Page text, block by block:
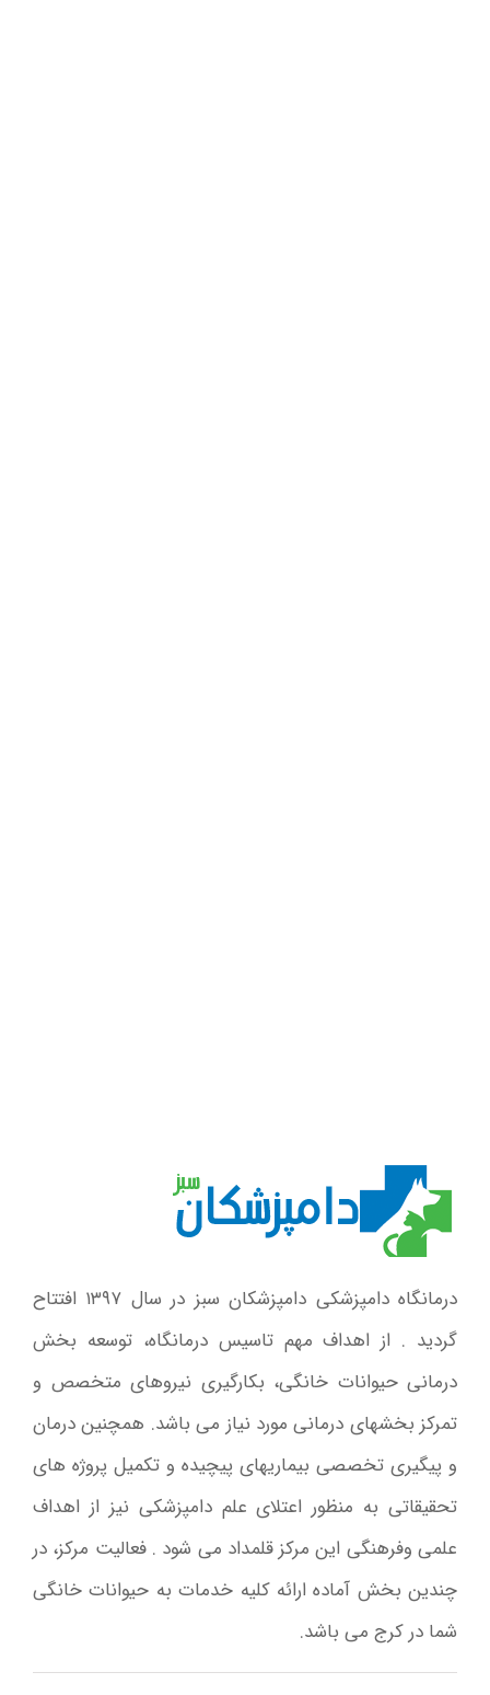
درمانگاه دامپزشکی دامپزشکان سبز در سال ۱۳۹۷ افتتاح
گردید . از اهداف مهم تاسیس درمانگاه، توسعه بخش
درمانی حیوانات خانگی، بکارگیری نیروهای متخصص و
تمرکز بخشهای درمانی مورد نیاز می باشد. همچنین درمان
و پیگیری تخصصی بیماریهای پیچیده و تکمیل پروژه های
تحقیقاتی به منظور اعتلای علم دامپزشکی نیز از اهداف
علمی وفرهنگی این مرکز قلمداد می شود . فعالیت مرکز، در
چندین بخش آماده ارائه کلیه خدمات به حیوانات خانگی
شما در کرج می باشد.